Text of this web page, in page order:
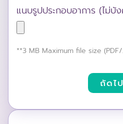
แนบรูปประกอบอาการ (ไม่บั
**3 MB Maximum file size (PDF/
ถัดไป